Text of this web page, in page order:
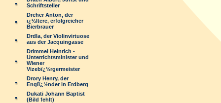
Schriftsteller
Dreher Anton, der
ï¿½ltere, erfolgreicher
Bierbrauer
Drdla, der Violinvirtuose
aus der Jacquingasse
Drimmel Heinrich -
Unterrichtsminister und
Wiener
Vizebï¿½rgermeister
Drory Henry, der
Englï¿½nder in Erdberg
Dukati Johann Baptist
(Bild fehlt)